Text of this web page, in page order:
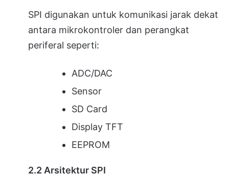
SPI digunakan untuk komunikasi jarak dekat
antara mikrokontroler dan perangkat
periferal seperti:
ADC/DAC
Sensor
SD Card
Display TFT
EEPROM
2.2 Arsitektur SPI